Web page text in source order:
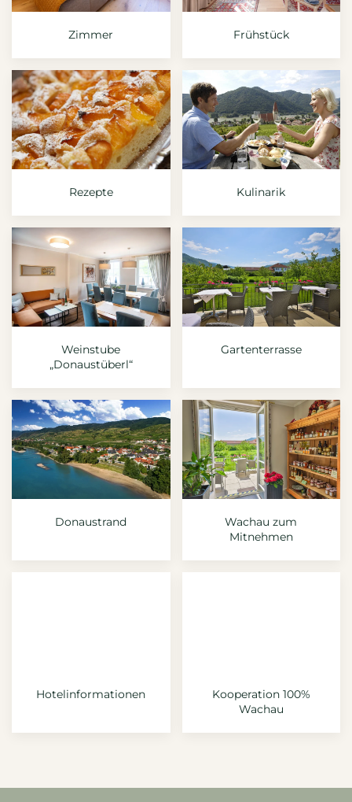
Zimmer Frühstück
Rezepte Kulinarik
Weinstube
„Donaustüberl“
Gartenterrasse
Donaustrand
Wachau zum
Mitnehmen
Hotelinformationen
Kooperation 100%
Wachau